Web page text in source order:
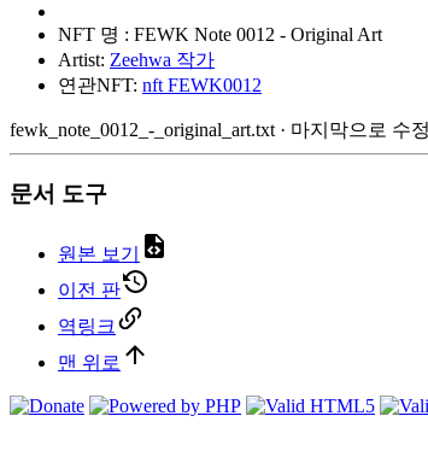
NFT 명 : FEWK Note 0012 - Original Art
Artist: Zeehwa 작가
연관NFT: nft FEWK0012
fewk_note_0012_-_original_art.txt · 마지막으로 수
문서 도구
원본 보기
이전 판
역링크
맨 위로